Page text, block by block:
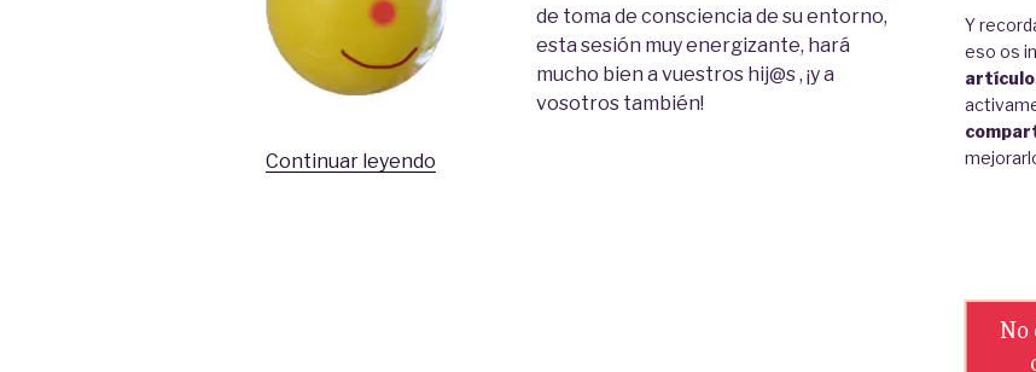
de toma de consciencia de su entorno,
esta sesión muy energizante, hará
mucho bien a vuestros hij@s , ¡y a
vosotros también!
Continuar leyendo
Y
eso os